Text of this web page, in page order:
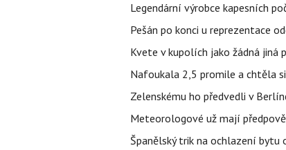
Legendární výrobce kapesních
Pešán po konci u reprezentace
Kvete v kupolích jako žádná
Nafoukala 2,5 promile a chtěla
Zelenskému ho předvedli v
Meteorologové už mají
Španělský trik na ochlazení